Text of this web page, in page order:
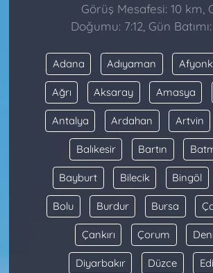
Görüş Mesafesi: 10 km,
Doğumu: 7:12, Gün Batımı:
Adana Adıyaman
Ağrı Aksaray Amasya
Antalya Ardahan Artvin
Balıkesir Bartın
Bayburt Bilecik Bingöl
Bolu Burdur Bursa
Çankırı Çorum
Diyarbakır Düzce